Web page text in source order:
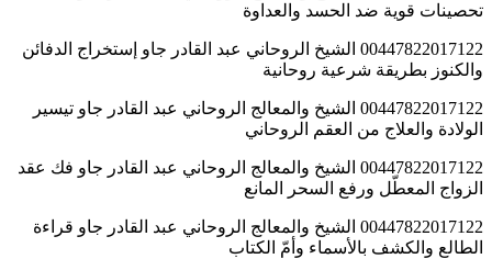
تحصينات قوية ضد الحسد والعداوة
00447822017122 الشيخ الروحاني عبد القادر جاو إستخراج الدفائن
والكنوز بطريقة شرعية روحانية
00447822017122 الشيخ والمعالج الروحاني عبد القادر جاو تيسير
الولادة والعلاج من العقم الروحاني
00447822017122 الشيخ والمعالج الروحاني عبد القادر جاو فك عقد
الزواج المعطّل ورفع السحر المانع
00447822017122 الشيخ والمعالج الروحاني عبد القادر جاو قراءة
الطالع والكشف بالأسماء وأمّ الكتاب